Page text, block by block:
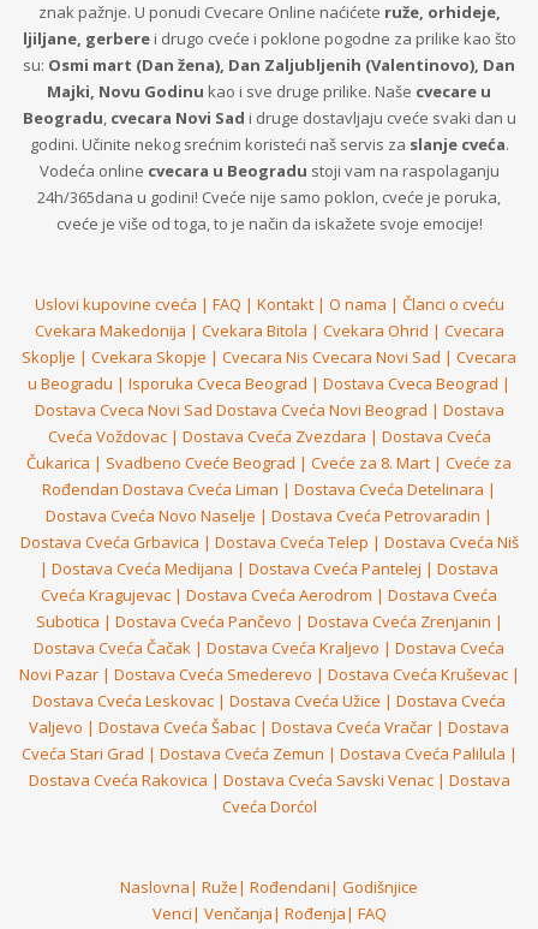
znak pažnje. U ponudi Cvecare Online naćićete ruže, orhideje,
ljiljane, gerberei drugo cveće i poklone pogodne za prilike kao što
su: Osmi mart (Dan žena), Dan Zaljubljenih (Valentinovo), Dan
Majki, Novu Godinu kao i sve druge prilike. Naše cvecare u
Beogradu, cvecara Novi Sad i druge dostavljaju cveće svaki dan u
godini. Učinite nekog srećnim koristeći naš servis za slanje cveća.
Vodeća online cvecara u Beogradu stoji vam na raspolaganju
24h/365dana u godini! Cveće nije samo poklon, cveće je poruka,
cveće je više od toga, to je način da iskažete svoje emocije!
Uslovi kupovine cveća | FAQ | Kontakt | O nama | Članci o cveću
Cvekara Makedonija | Cvekara Bitola | Cvekara Ohrid | Cvecara
Skoplje | Cvekara Skopje | Cvecara Nis Cvecara Novi Sad | Cvecara
u Beogradu | Isporuka Cveca Beograd | Dostava Cveca Beograd |
Dostava Cveca Novi Sad Dostava Cveća Novi Beograd | Dostava
Cveća Voždovac | Dostava Cveća Zvezdara | Dostava Cveća
Čukarica | Svadbeno Cveće Beograd | Cveće za 8. Mart | Cveće za
Rođendan Dostava Cveća Liman | Dostava Cveća Detelinara |
Dostava Cveća Novo Naselje | Dostava Cveća Petrovaradin |
Dostava Cveća Grbavica | Dostava Cveća Telep | Dostava Cveća Niš
| Dostava Cveća Medijana | Dostava Cveća Pantelej | Dostava
Cveća Kragujevac | Dostava Cveća Aerodrom | Dostava Cveća
Subotica | Dostava Cveća Pančevo | Dostava Cveća Zrenjanin |
Dostava Cveća Čačak | Dostava Cveća Kraljevo | Dostava Cveća
Novi Pazar | Dostava Cveća Smederevo | Dostava Cveća Kruševac |
Dostava Cveća Leskovac | Dostava Cveća Užice | Dostava Cveća
Valjevo | Dostava Cveća Šabac | Dostava Cveća Vračar | Dostava
Cveća Stari Grad | Dostava Cveća Zemun | Dostava Cveća Palilula |
Dostava Cveća Rakovica | Dostava Cveća Savski Venac | Dostava
Cveća Dorćol
Naslovna| Ruže| Rođendani| Godišnjice
Venci| Venčanja| Rođenja| FAQ